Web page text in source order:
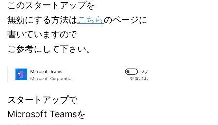
このスタートアップを
無効にする方法はこちらのページに
書いていますので
ご参考にして下さい。
スタートアップで
Microsoft Teamsを